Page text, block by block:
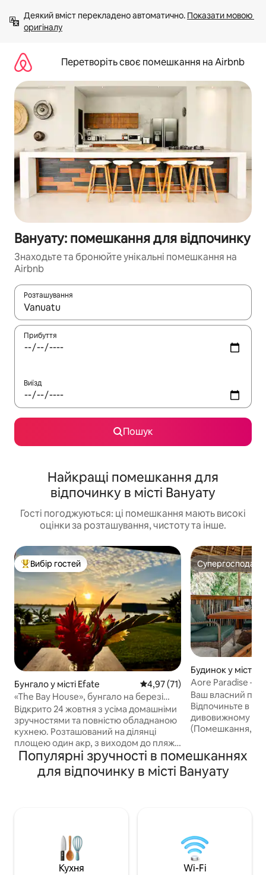
вмісту
Деякий вміст перекладено автоматично. Показати мовою
оригіналу
Перетворіть своє помешкання на Airbnb
Вануату: помешкання для відпочинку
Знаходьте та бронюйте унікальні помешкання на
Airbnb
Розташування
Отримавши результати пошуку, використовуйте для
Прибуття
Виїзд
Пошук
Найкращі помешкання для
відпочинку в місті Вануату
Гості погоджуються: ці помешкання мають високі
оцінки за розташування, чистоту та інше.
Топ вибір гостей
Вибір гостей
Бунгало у місті Efate Середня оцінка: 4,97 з 5,
4,97 (71)
«The Bay House», бунгало на березі
затоки Теоума
Відкрито 24 жовтня з усіма домашніми
зручностями та повністю обладнаною
кухнею. Розташований на ділянці
площею один акр, з виходом до пляжу
та панорамним видом на
приголомшливу затоку Теоума.
Створено як «відпочинок для пар» – не
«king size» і прокидайтеся під спів
птахів і чудовий краєвид на затоку.
Охолодіть у кришталево чистому
глибокому природному басейні або
Супергосподар
Супергосподар
Будинок у місті
Aore Paradise –
Вануату
Ваш власний
Відпочиньте в
дивовижному
(Помешкання, а не
жителями,
середовище. Це
помешкання з
Відпочиньте в
спокійному
готувати
Популярні зручності в помешканнях
для відпочинку в місті Вануату
Кухня Wi-Fi